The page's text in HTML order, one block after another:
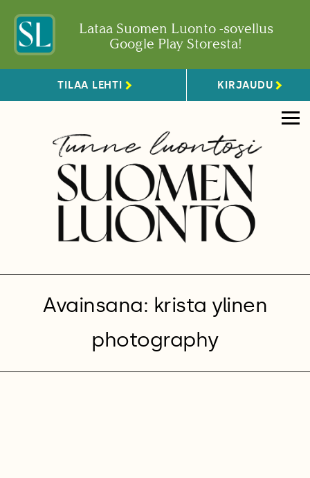
Lataa Suomen Luonto -sovellus
Google Play Storesta!
TILAA LEHTI KIRJAUDU
Avainsana: krista ylinen
photography